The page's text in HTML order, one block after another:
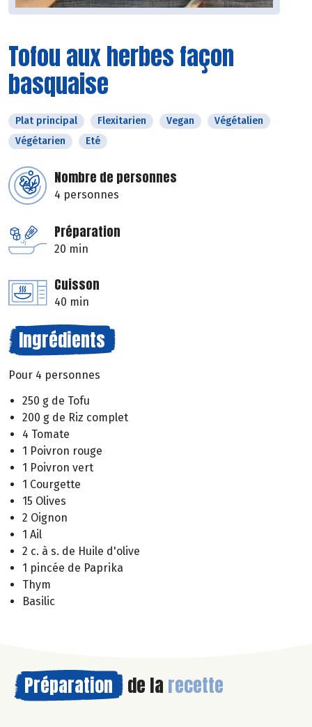
Tofou aux herbes façon
basquaise
Plat principal Flexitarien Vegan
Végétalien
Végétarien
Eté
Nombre de personnes
4 personnes
Préparation
20 min
Cuisson
40 min
Ingrédients
Pour 4 personnes
250 g de Tofu
200 g de Riz complet
4 Tomate
1 Poivron rouge
1 Poivron vert
1 Courgette
15 Olives
2 Oignon
1 Ail
2 c. à s. de Huile d'olive
1 pincée de Paprika
Thym
Basilic
Préparation de la recette